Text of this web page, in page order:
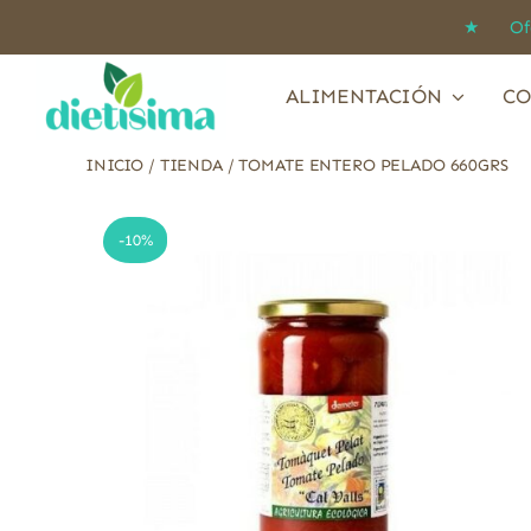
★
ALIMENTACIÓN
INICIO / TIENDA/TOMATE ENTERO PELADO 660GRS
-10%